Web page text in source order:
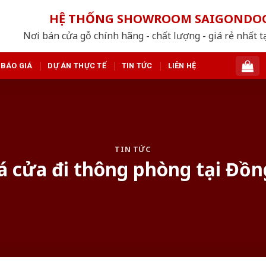
HỆ THỐNG SHOWROOM
Nơi bán cửa gỗ chính hãng - chất lượng - giá rẻ nhất
BÁO GIÁ DỰ ÁN THỰC TẾ TIN TỨC LIÊN HỆ
TIN TỨC
cửa đi thông phòng tại